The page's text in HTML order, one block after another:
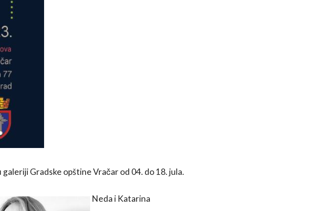
Gradske opštine Vračar od 04. do 18. jula.
Neda i Katarina